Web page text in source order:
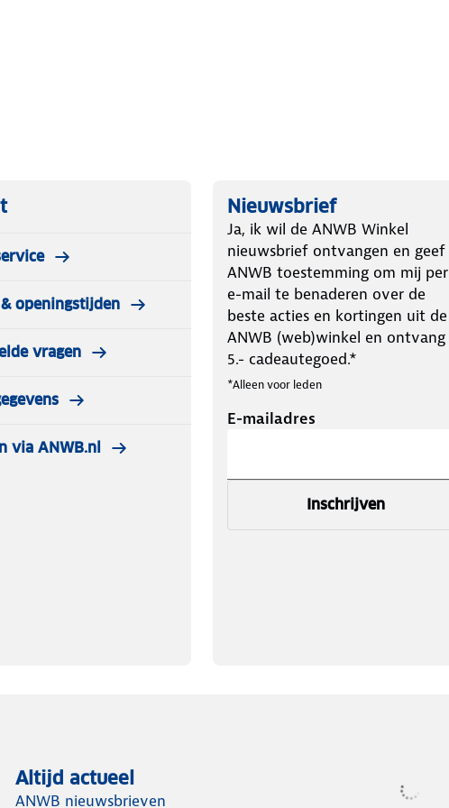
van de Nordrive
die veiligheid, gebruiksgemak en
hondenrekken en dakdragers,
Kies voor Nordrive en
openingstijden
vragen
via ANWB.nl
Nieuwsbrief
Ja, ik wil de ANWB Winkel
nieuwsbrief ontvangen en geef
ANWB toestemming om mij per
e-mail te benaderen over de
beste acties en kortingen uit de
ANWB (web)winkel en ontvang
5.- cadeautegoed.*
*Alleen voor leden
E-mailadres
Inschrijven
Altijd actueel
ANWB nieuwsbrieven